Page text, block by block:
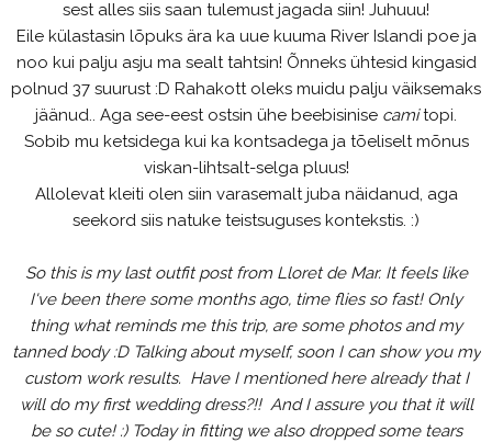
sest alles siis saan tulemust jagada siin! Juhuuu!
Eile külastasin lõpuks ära ka uue kuuma River Islandi poe ja
noo kui palju asju ma sealt tahtsin! Õnneks ühtesid kingasid
polnud 37 suurust :D Rahakott oleks muidu palju väiksemaks
jäänud.. Aga see-eest ostsin ühe beebisinise camitopi.
Sobib mu ketsidega kui ka kontsadega ja tõeliselt mõnus
viskan-lihtsalt-selga pluus!
Allolevat kleiti olen siin varasemalt juba näidanud, aga
seekord siis natuke teistsuguses kontekstis. :)
So this is my last outfit post from Lloret de Mar. It feels like
I've been there some months ago, time flies so fast! Only
thing what reminds me this trip, are some photos and my
tanned body :D Talking about myself, soon I can show you my
custom work results. Have I mentioned here already that I
will do my first wedding dress?!! And I assure you that it will
be so cute! :) Today in fitting we also dropped some tears